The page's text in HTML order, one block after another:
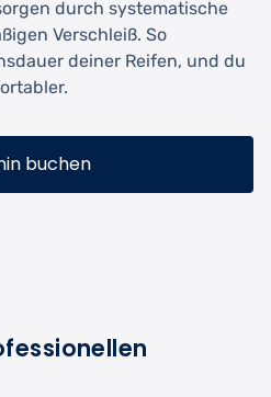
durch systematische
Verschleiß. So
deiner Reifen, und du
buchen